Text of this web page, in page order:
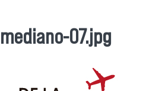
Se encuentra usted aquí
mediano-07.jpg